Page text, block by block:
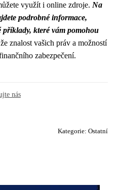
využít i online zdroje. Na
podrobné informace,
které vám pomohou
znalost vašich práv a možností
zabezpečení.
nás
Kategorie: Ostatní